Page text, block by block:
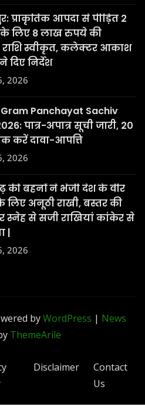
प्राकृतिक आपदा से पीड़ित 2
के लिए 8 लाख रुपये की
राशि स्वीकृत, कलेक्टर आकाश
दिए निर्देश
2026
Panchayat Sachiv
पात्र-अपात्र सूची जारी, 20
करें दावा-आपत्ति
2026
की बहनों ने भेजी देश के वीर
लिए अनूठी राखी, बस्तर की
स्नेह से सजी राखियां कांकेर से
|
2026
byWordPress | News
ThemeArile
Disclaimer
Contact
Us